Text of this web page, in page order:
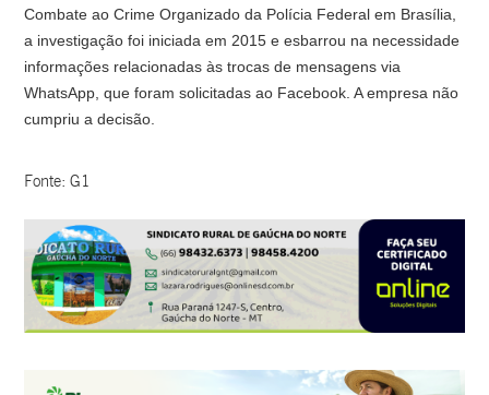
Combate ao Crime Organizado da Polícia Federal em Brasília,
a investigação foi iniciada em 2015 e esbarrou na necessidade
informações relacionadas às trocas de mensagens via
WhatsApp, que foram solicitadas ao Facebook. A empresa não
cumpriu a decisão.
Fonte: G1